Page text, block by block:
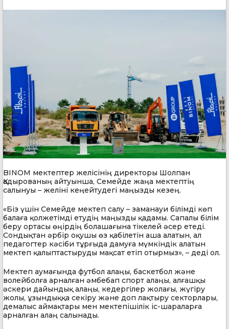
BINOM мектептер желісінің директоры Шолпан
Қадырованың айтуынша, Семейде жаңа мектептің
салынуы – желіні кеңейтудегі маңызды кезең.
«Біз үшін Семейде мектеп салу – заманауи білімді көп
балаға қолжетімді етудің маңызды қадамы. Сапалы білім
беру ортасы өңірдің болашағына тікелей әсер етеді.
Сондықтан әрбір оқушы өз қабілетін аша алатын, ал
педагогтер кәсіби тұрғыда дамуға мүмкіндік алатын
мектеп қалыптастыруды мақсат етіп отырмыз», – деді ол.
Мектеп аумағында футбол алаңы, баскетбол және
волейболға арналған әмбебап спорт алаңы, алғашқы
әскери дайындық алаңы, кедергілер жолағы, жүгіру
жолы, ұзындыққа секіру және доп лақтыру секторлары,
демалыс аймақтары мен мектепішілік іс-шараларға
арналған алаң салынады.